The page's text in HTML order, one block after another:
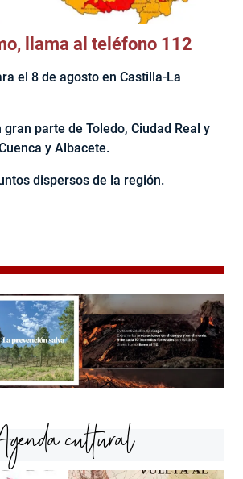
llama al teléfono 112
el 8 de agosto en Castilla-La
gran parte de Toledo, Ciudad Real y
y Albacete.
dispersos de la región.
cultural